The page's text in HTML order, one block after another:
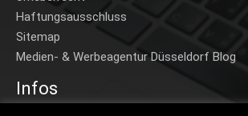
Haftungsausschluss
Sitemap
Medien- & Werbeagentur Düsseldorf Blog
Infos